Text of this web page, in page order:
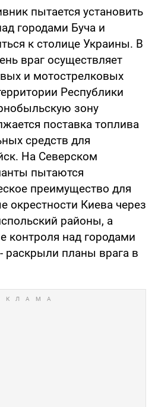
пытается установить
городами Буча и
к столице Украины. В
враг осуществляет
и мотострелковых
Республики
зону
поставка топлива
средств для
На Северском
пытаются
преимущество для
окрестности Киева через
районы, а
контроля над городами
раскрыли планы врага в